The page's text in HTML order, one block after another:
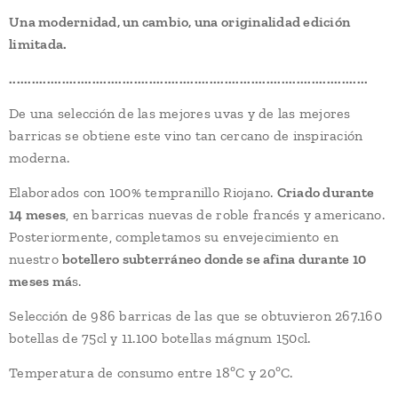
Una modernidad, un cambio, una originalidad edición
limitada.
...............................................................................................
De una selección de las mejores uvas y de las mejores
barricas se obtiene este vino tan cercano de inspiración
moderna.
Elaborados con 100% tempranillo Riojano. Criado durante
14 meses, en barricas nuevas de roble francés y americano.
Posteriormente, completamos su envejecimiento en
nuestrobotellero subterráneo donde se afina durante 10
meses más.
Selección de 986 barricas de las que se obtuvieron 267.160
botellas de 75cl y 11.100 botellas mágnum 150cl.
Temperatura de consumo entre 18ºC y 20ºC.